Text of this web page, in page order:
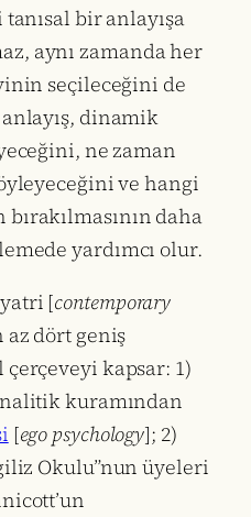
bir anlayışa
aynı zamanda her
seçileceğini de
dinamik
ne zaman
ve hangi
daha
yardımcı olur.
[contemporary
az dört geniş
kapsar: 1)
kuramından
[ego psychology]; 2)
Okulu”nun üyeleri